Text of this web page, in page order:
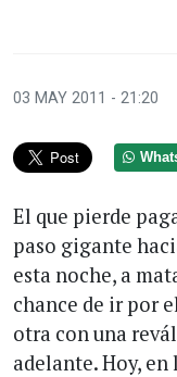
03 MAY 2011 - 21:20
El que pierde
paso gigante
esta noche, a
chance de ir por
otra con una
adelante. Hoy,